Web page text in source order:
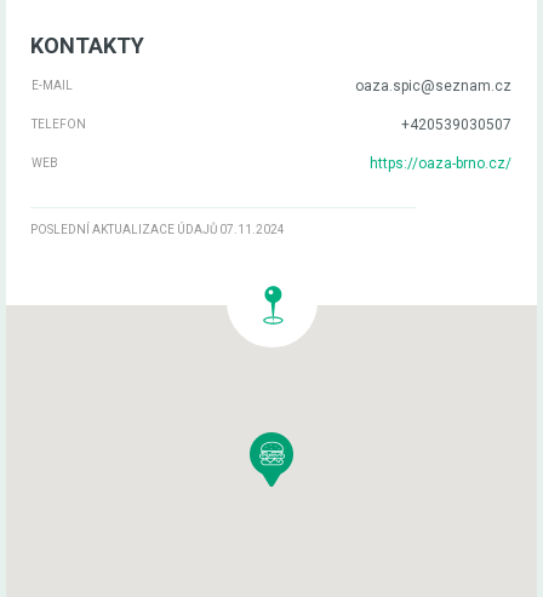
KONTAKTY
E-MAIL oaza.spic@seznam.cz
TELEFON +420539030507
WEB https://oaza-brno.cz/
POSLEDNÍ AKTUALIZACE ÚDAJŮ 07.11.2024